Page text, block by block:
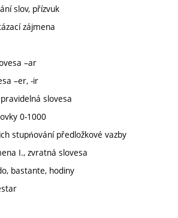
slov, přízvuk
zájmena
–ar
–er, -ir
slovesa
0-1000
stupńování předložkové vazby
I., zvratná slovesa
bastante, hodiny